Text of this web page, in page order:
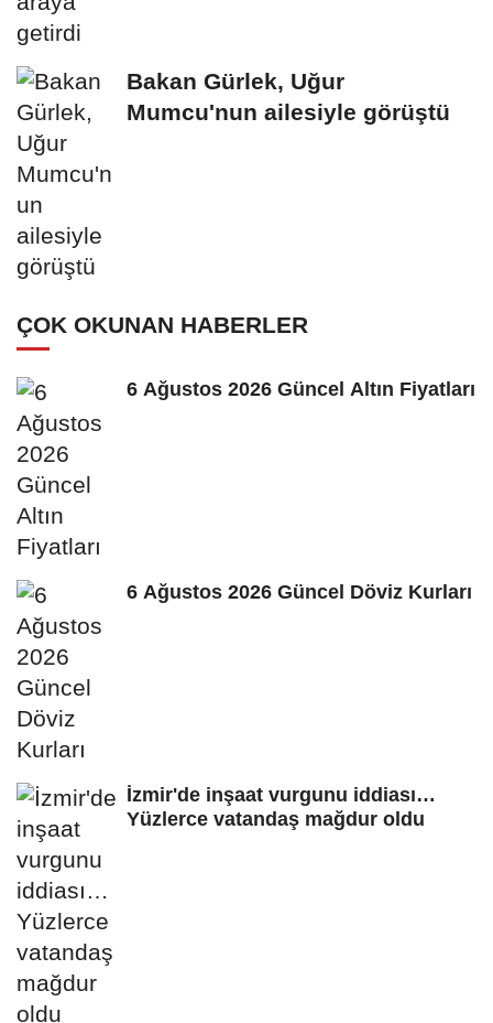
Bakan Gürlek, Uğur
Mumcu'nun ailesiyle görüştü
ÇOK OKUNAN HABERLER
6 Ağustos 2026 Güncel Altın Fiyatları
6 Ağustos 2026 Güncel Döviz Kurları
İzmir'de inşaat vurgunu iddiası…
Yüzlerce vatandaş mağdur oldu